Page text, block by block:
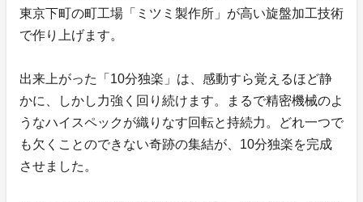
東京下町の町工場「ミツミ製作所」が高い旋盤加工技術
で作り上げます。
出来上がった「10分独楽」は、感動すら覚えるほど静
かに、しかし力強く回り続けます。まるで精密機械のよ
うなハイスペックが織りなす回転と持続力。どれ一つで
も欠くことのできない奇跡の集結が、10分独楽を完成
させました。